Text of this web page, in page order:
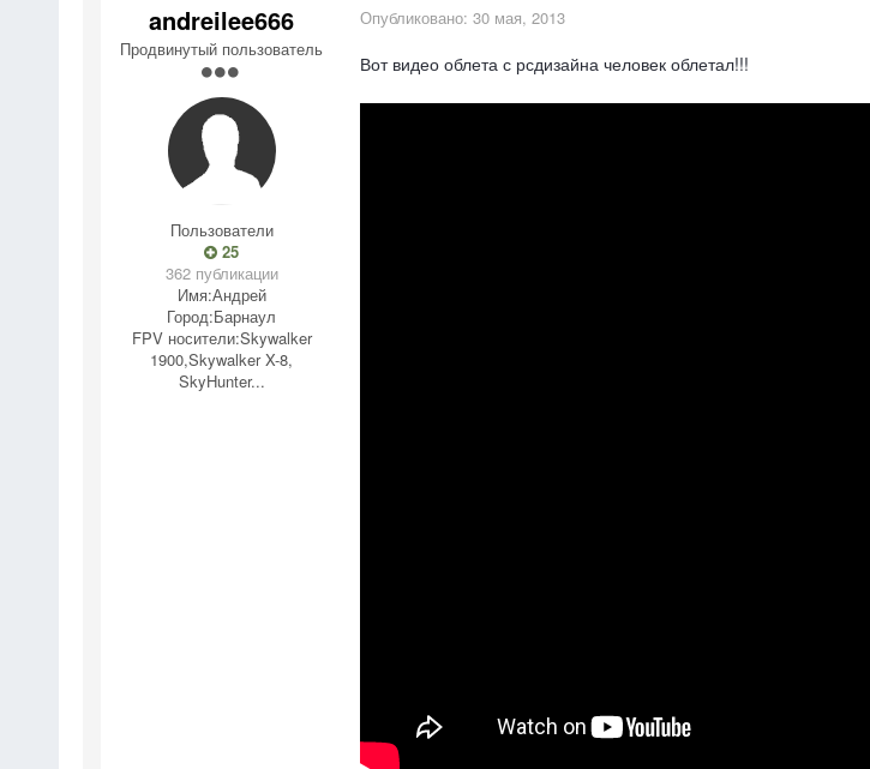
andreilee666
Продвинутый пользователь
Пользователи
25
362 публикации
Имя:Андрей
Город:Барнаул
FPV носители:Skywalker
1900,Skywalker X-8,
SkyHunter...
Опубликовано: 30 мая, 2013
Вот видео облета с рсдизайна человек облетал!!!